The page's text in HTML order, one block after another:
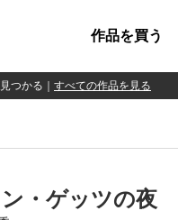
作品を買う
つかる すべての作品を見る
・ゲッツの夜